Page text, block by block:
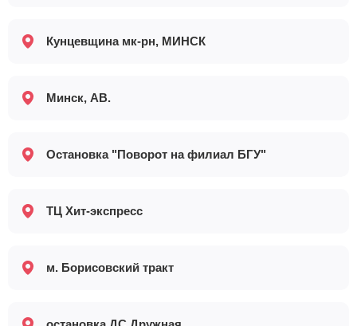
Кунцевщина мк-рн, МИНСК
Минск, АВ.
Остановка "Поворот на филиал БГУ"
ТЦ Хит-экспресс
м. Борисовский тракт